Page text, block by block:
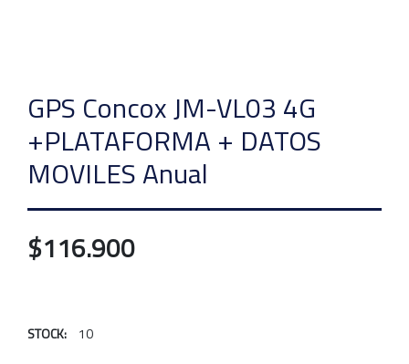
GPS Concox JM-VL03 4G
+PLATAFORMA + DATOS
MOVILES Anual
$116.900
STOCK: 10